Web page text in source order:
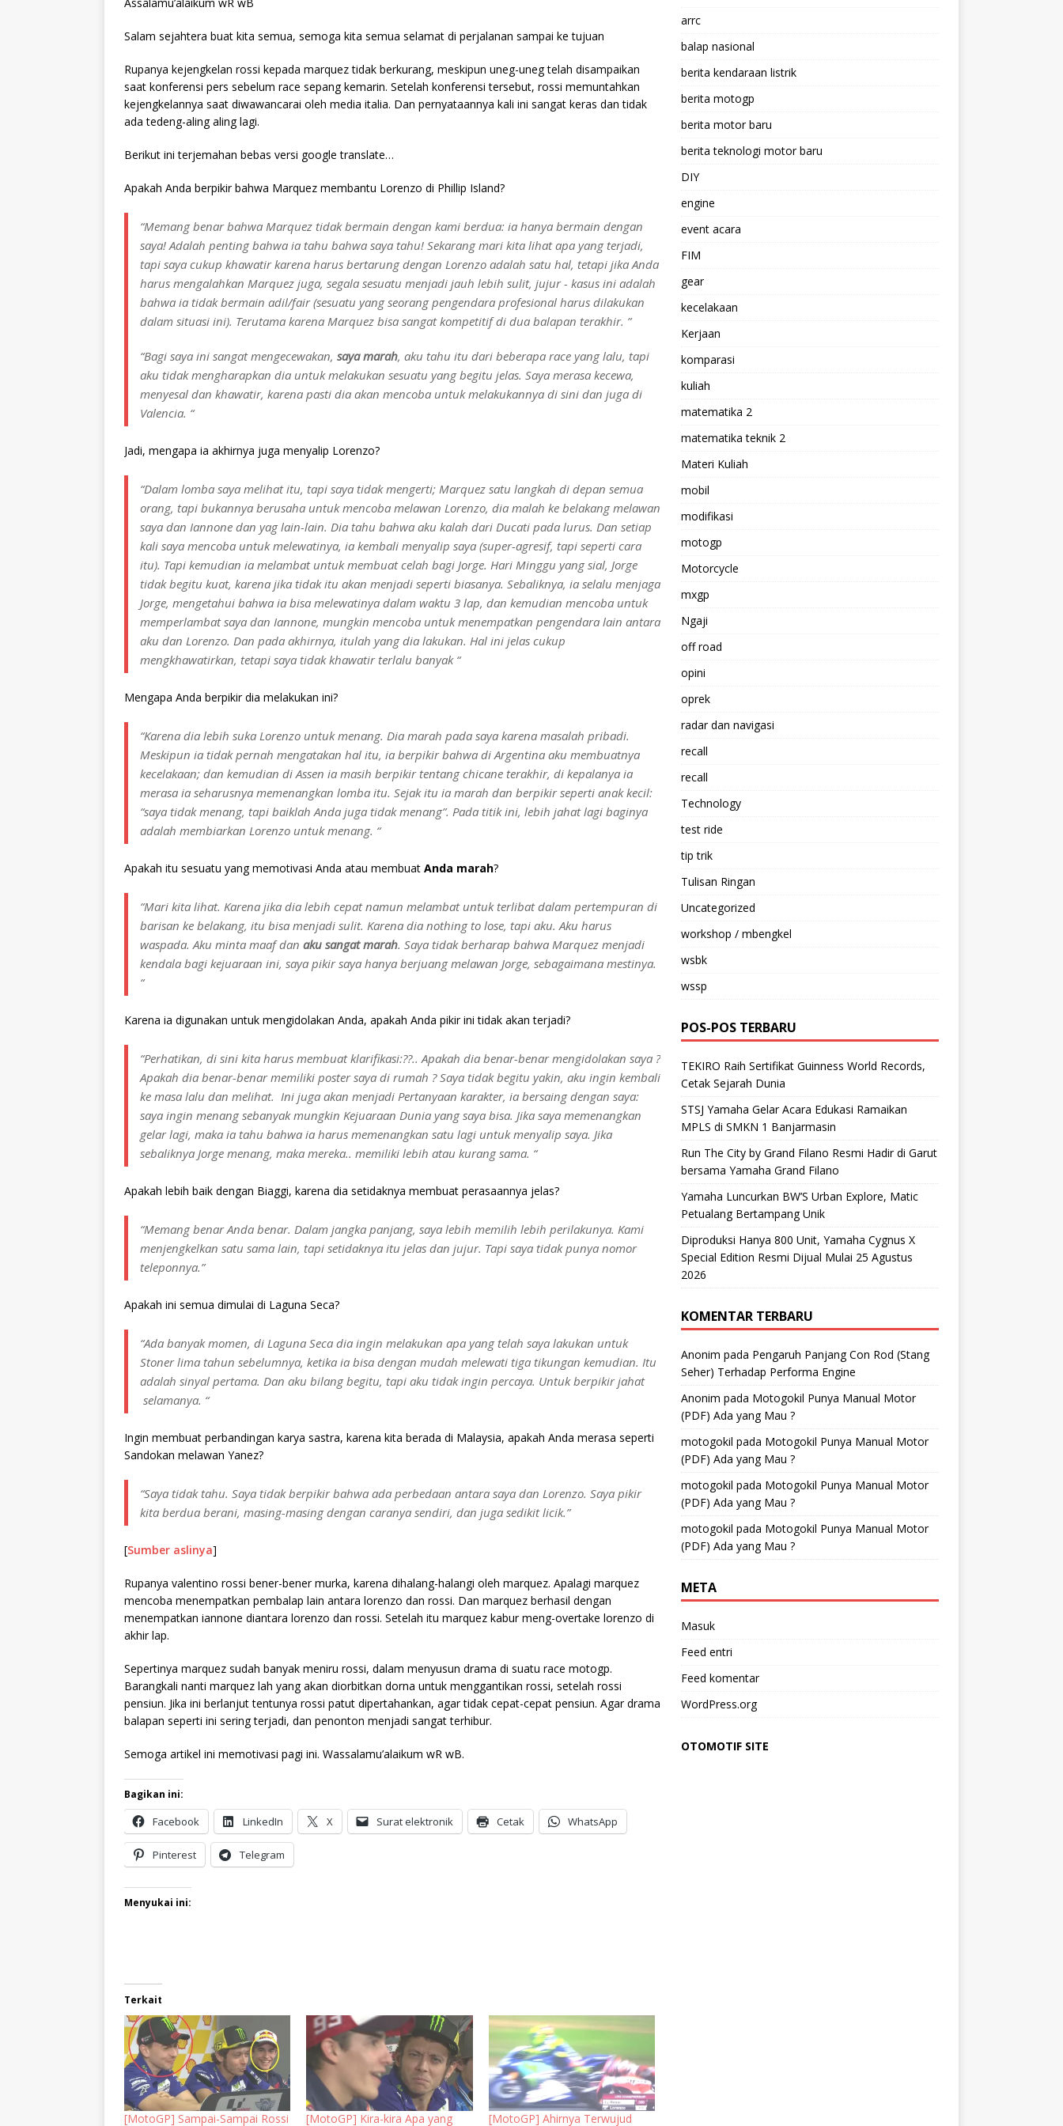
Assalamu’alaikum wR wB
Salam sejahtera buat kita semua, semoga kita semua selamat di perjalanan sampai ke tujuan
Rupanya kejengkelan rossi kepada marquez tidak berkurang, meskipun uneg-uneg telah disampaikan
saat konferensi pers sebelum race sepang kemarin. Setelah konferensi tersebut, rossi memuntahkan
kejengkelannya saat diwawancarai oleh media italia. Dan pernyataannya kali ini sangat keras dan tidak
ada tedeng-aling aling lagi.
Berikut ini terjemahan bebas versi google translate…
Apakah Anda berpikir bahwa Marquez membantu Lorenzo di Phillip Island?
“Memang benar bahwa Marquez tidak bermain dengan kami berdua: ia hanya bermain dengan
saya! Adalah penting bahwa ia tahu bahwa saya tahu! Sekarang mari kita lihat apa yang terjadi,
tapi saya cukup khawatir karena harus bertarung dengan Lorenzo adalah satu hal, tetapi jika Anda
harus mengalahkan Marquez juga, segala sesuatu menjadi jauh lebih sulit, jujur ​​- kasus ini adalah
bahwa ia tidak bermain adil/fair (sesuatu yang seorang pengendara profesional harus dilakukan
dalam situasi ini). Terutama karena Marquez bisa sangat kompetitif di dua balapan terakhir. ”
“Bagi saya ini sangat mengecewakan, saya marah, aku tahu itu dari beberapa race yang lalu, tapi
aku tidak mengharapkan dia untuk melakukan sesuatu yang begitu jelas. Saya merasa kecewa,
menyesal dan khawatir, karena pasti dia akan mencoba untuk melakukannya di sini dan juga di
Valencia. “
Jadi, mengapa ia akhirnya juga menyalip Lorenzo?
“Dalam lomba saya melihat itu, tapi saya tidak mengerti; Marquez satu langkah di depan semua
orang, tapi bukannya berusaha untuk mencoba melawan Lorenzo, dia malah ke belakang melawan
saya dan Iannone dan yag lain-lain. Dia tahu bahwa aku kalah dari Ducati pada lurus. Dan setiap
kali saya mencoba untuk melewatinya, ia kembali menyalip saya (super-agresif, tapi seperti cara
itu). Tapi kemudian ia melambat untuk membuat celah bagi Jorge. Hari Minggu yang sial, Jorge
tidak begitu kuat, karena jika tidak itu akan menjadi seperti biasanya. Sebaliknya, ia selalu menjaga
Jorge, mengetahui bahwa ia bisa melewatinya dalam waktu 3 lap, dan kemudian mencoba untuk
memperlambat saya dan Iannone, mungkin mencoba untuk menempatkan pengendara lain antara
aku dan Lorenzo. Dan pada akhirnya, itulah yang dia lakukan. Hal ini jelas cukup
mengkhawatirkan, tetapi saya tidak khawatir terlalu banyak “
Mengapa Anda berpikir dia melakukan ini?
“Karena dia lebih suka Lorenzo untuk menang. Dia marah pada saya karena masalah pribadi.
Meskipun ia tidak pernah mengatakan hal itu, ia berpikir bahwa di Argentina aku membuatnya
kecelakaan; dan kemudian di Assen ia masih berpikir tentang chicane terakhir, di kepalanya ia
merasa ia seharusnya memenangkan lomba itu. Sejak itu ia marah dan berpikir seperti anak kecil:
“saya tidak menang, tapi baiklah Anda juga tidak menang”. Pada titik ini, lebih jahat lagi baginya
adalah membiarkan Lorenzo untuk menang. “
Apakah itu sesuatu yang memotivasi Anda atau membuat Anda marah?
“Mari kita lihat. Karena jika dia lebih cepat namun melambat untuk terlibat dalam pertempuran di
barisan ke belakang, itu bisa menjadi sulit. Karena dia nothing to lose, tapi aku. Aku harus
waspada. Aku minta maaf dan aku sangat marah. Saya tidak berharap bahwa Marquez menjadi
kendala bagi kejuaraan ini, saya pikir saya hanya berjuang melawan Jorge, sebagaimana mestinya.
“
Karena ia digunakan untuk mengidolakan Anda, apakah Anda pikir ini tidak akan terjadi?
“Perhatikan, di sini kita harus membuat klarifikasi:??.. Apakah dia benar-benar mengidolakan saya ?
Apakah dia benar-benar memiliki poster saya di rumah ? Saya tidak begitu yakin, aku ingin kembali
ke masa lalu dan melihat. Ini juga akan menjadi Pertanyaan karakter, ia bersaing dengan saya:
saya ingin menang sebanyak mungkin Kejuaraan Dunia yang saya bisa. Jika saya memenangkan
gelar lagi, maka ia tahu bahwa ia harus memenangkan satu lagi untuk menyalip saya. Jika
sebaliknya Jorge menang, maka mereka.. memiliki lebih atau kurang sama. “
Apakah lebih baik dengan Biaggi, karena dia setidaknya membuat perasaannya jelas?
“Memang benar Anda benar. Dalam jangka panjang, saya lebih memilih lebih perilakunya. Kami
menjengkelkan satu sama lain, tapi setidaknya itu jelas dan jujur. Tapi saya tidak punya nomor
teleponnya.”
Apakah ini semua dimulai di Laguna Seca?
“Ada banyak momen, di Laguna Seca dia ingin melakukan apa yang telah saya lakukan untuk
Stoner lima tahun sebelumnya, ketika ia bisa dengan mudah melewati tiga tikungan kemudian. Itu
adalah sinyal pertama. Dan aku bilang begitu, tapi aku tidak ingin percaya. Untuk berpikir jahat
selamanya. “
Ingin membuat perbandingan karya sastra, karena kita berada di Malaysia, apakah Anda merasa seperti
Sandokan melawan Yanez?
“Saya tidak tahu. Saya tidak berpikir bahwa ada perbedaan antara saya dan Lorenzo. Saya pikir
kita berdua berani, masing-masing dengan caranya sendiri, dan juga sedikit licik.”
[Sumber aslinya]
Rupanya valentino rossi bener-bener murka, karena dihalang-halangi oleh marquez. Apalagi marquez
mencoba menempatkan pembalap lain antara lorenzo dan rossi. Dan marquez berhasil dengan
menempatkan iannone diantara lorenzo dan rossi. Setelah itu marquez kabur meng-overtake lorenzo di
akhir lap.
Sepertinya marquez sudah banyak meniru rossi, dalam menyusun drama di suatu race motogp.
Barangkali nanti marquez lah yang akan diorbitkan dorna untuk menggantikan rossi, setelah rossi
pensiun. Jika ini berlanjut tentunya rossi patut dipertahankan, agar tidak cepat-cepat pensiun. Agar drama
balapan seperti ini sering terjadi, dan penonton menjadi sangat terhibur.
Semoga artikel ini memotivasi pagi ini. Wassalamu’alaikum wR wB.
Bagikan ini:
Facebook LinkedIn X Surat elektronik Cetak WhatsApp
Pinterest Telegram
Menyukai ini:
Terkait
[MotoGP] Sampai-Sampai Rossi [MotoGP] Kira-kira Apa yang [MotoGP] Ahirnya Terwujud
arrc
balap nasional
berita kendaraan listrik
berita motogp
berita motor baru
berita teknologi motor baru
DIY
engine
event acara
FIM
gear
kecelakaan
Kerjaan
komparasi
kuliah
matematika 2
matematika teknik 2
Materi Kuliah
mobil
modifikasi
motogp
Motorcycle
mxgp
Ngaji
off road
opini
oprek
radar dan navigasi
recall
recall
Technology
test ride
tip trik
Tulisan Ringan
Uncategorized
workshop / mbengkel
wsbk
wssp
POS-POS TERBARU
TEKIRO Raih Sertifikat Guinness World Records,
Cetak Sejarah Dunia
STSJ Yamaha Gelar Acara Edukasi Ramaikan
MPLS di SMKN 1 Banjarmasin
Run The City by Grand Filano Resmi Hadir di Garut
bersama Yamaha Grand Filano
Yamaha Luncurkan BW’S Urban Explore, Matic
Petualang Bertampang Unik
Diproduksi Hanya 800 Unit, Yamaha Cygnus X
Special Edition Resmi Dijual Mulai 25 Agustus
2026
KOMENTAR TERBARU
Anonim pada Pengaruh Panjang Con Rod (Stang
Seher) Terhadap Performa Engine
Anonim pada Motogokil Punya Manual Motor
(PDF) Ada yang Mau ?
motogokil pada Motogokil Punya Manual Motor
(PDF) Ada yang Mau ?
motogokil pada Motogokil Punya Manual Motor
(PDF) Ada yang Mau ?
motogokil pada Motogokil Punya Manual Motor
(PDF) Ada yang Mau ?
META
Masuk
Feed entri
Feed komentar
WordPress.org
OTOMOTIF SITE